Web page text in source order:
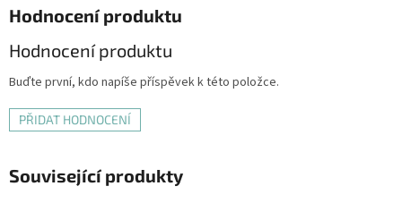
Hodnocení produktu
Hodnocení produktu
Buďte první, kdo napíše příspěvek k této položce.
PŘIDAT HODNOCENÍ
Související produkty